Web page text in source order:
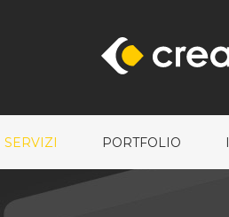
SERVIZI PORTFOLIO